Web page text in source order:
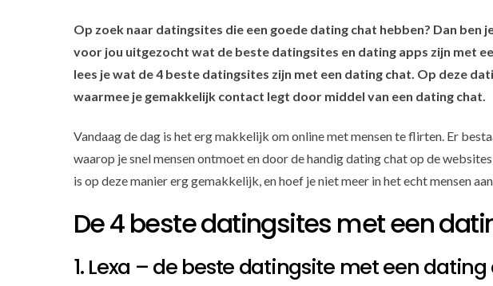
Op zoek naar datingsites die een goede dating chat hebben? Dan ben
voor jou uitgezocht wat de beste datingsites en dating apps zijn met
lees je wat de 4 beste datingsites zijn met een dating chat. Op deze
waarmee je gemakkelijk contact legt door middel van een dating chat.
Vandaag de dag is het erg makkelijk om online met mensen te flirten. Er
waarop je snel mensen ontmoet en door de handig dating chat op de
is op deze manier erg gemakkelijk, en hoef je niet meer in het echt mensen
De 4 beste datingsites met een
1. Lexa – de beste datingsite met een